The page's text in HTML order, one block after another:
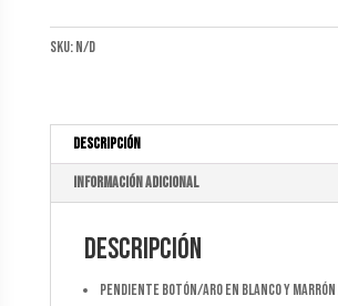
SKU:N/D
Descripción
Información adicional
Descripción
Pendiente botón/aro en blanco y